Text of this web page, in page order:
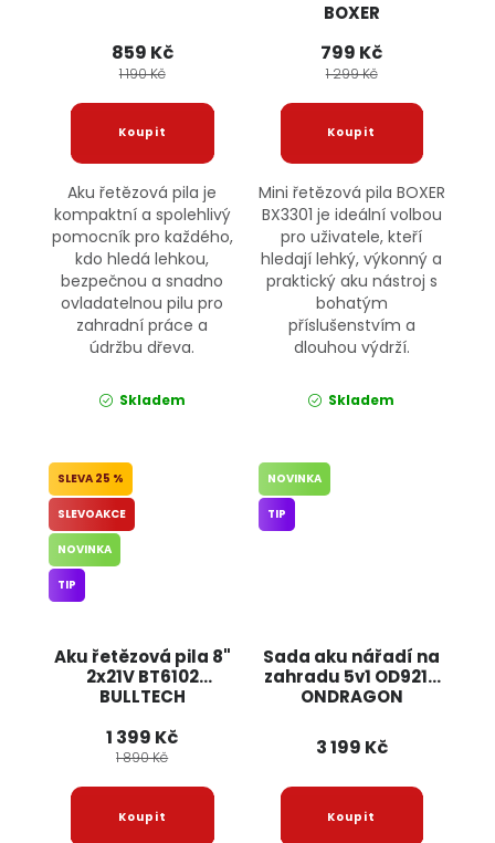
859 Kč
1 190 Kč
Aku řetězová pila je
kompaktní a spolehlivý
pomocník pro každého,
kdo hledá lehkou,
bezpečnou a snadno
ovladatelnou pilu pro
zahradní práce a
údržbu dřeva.
Skladem
BOXER
799 Kč
1 299 Kč
Mini řetězová pila BOXER
BX3301 je ideální volbou
pro uživatele, kteří
hledají lehký, výkonný a
praktický aku nástroj s
bohatým
příslušenstvím a
dlouhou výdrží.
Skladem
Aku řetězová pila 8"
2x21V BT6102
BULLTECH
25 %
SLEVOAKCE
NOVINKA
TIP
1 399 Kč
1 890 Kč
Sada aku nářadí na
zahradu 5v1 OD9210
ONDRAGON
NOVINKA
TIP
3 199 Kč